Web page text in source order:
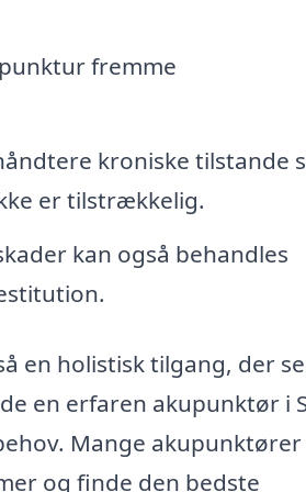
fremme
kroniske tilstande
er tilstrækkelig.
kan også behandles
en holistisk tilgang, der
en erfaren akupunktør i
Mange akupunktører
og finde den bedste